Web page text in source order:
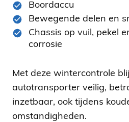
Boordaccu
Bewegende delen en
Chassis op vuil, pekel
corrosie
Met deze wintercontrole
autotransporter veilig,
inzetbaar, ook tijdens
omstandigheden.